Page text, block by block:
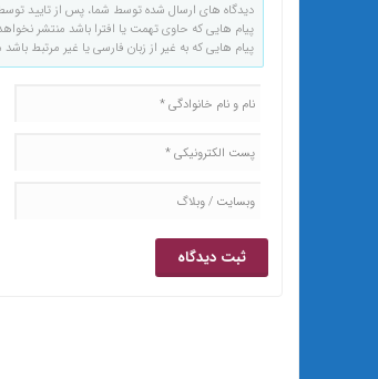
دیدگاه های ارسال شده توسط شما، پس از تایید
پیام هایی که حاوی تهمت یا افترا باشد منتشر
پیام هایی که به غیر از زبان فارسی یا غیر مرتبط